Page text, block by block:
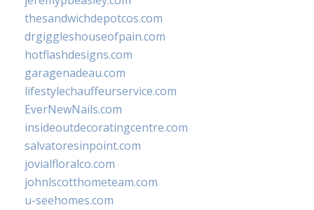
thesandwichdepotcos.com
drgiggleshouseofpain.com
hotflashdesigns.com
garagenadeau.com
lifestylechauffeurservice.com
EverNewNails.com
insideoutdecoratingcentre.com
salvatoresinpoint.com
jovialfloralco.com
johnlscotthometeam.com
u-seehomes.com